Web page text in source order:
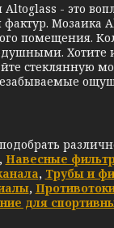
- это
фактур.
помещения.
Хотите
стеклянную
Навесные
, Трубы и
,
для